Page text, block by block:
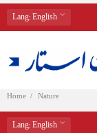
Lang: English
Home Nature
Lang: English